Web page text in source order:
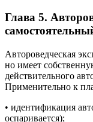
Глава 5.
Автороведческая
но имеет
действительного
Применительно к
• идентификация
оспаривается);